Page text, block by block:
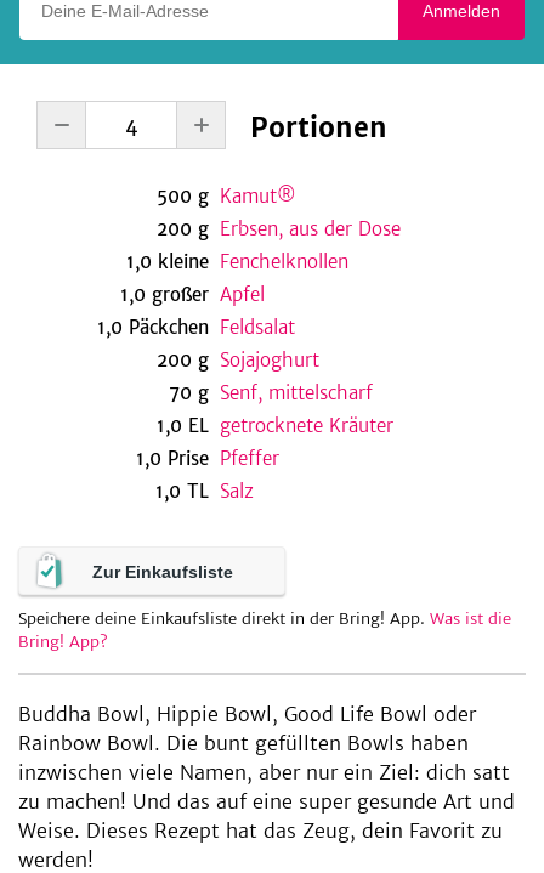
Anmelden
Portionen
500 g Kamut®
200 g Erbsen, aus der Dose
1,0 kleine Fenchelknollen
1,0 großer Apfel
1,0 Päckchen Feldsalat
200 g Sojajoghurt
70 g Senf, mittelscharf
1,0 EL getrocknete Kräuter
1,0 Prise Pfeffer
1,0 TL Salz
Zur Einkaufsliste
Speichere deine Einkaufsliste direkt in der Bring! App. Was ist die
Bring! App?
Buddha Bowl, Hippie Bowl, Good Life Bowl oder
Rainbow Bowl. Die bunt gefüllten Bowls haben
inzwischen viele Namen, aber nur ein Ziel: dich satt
zu machen! Und das auf eine super gesunde Art und
Weise. Dieses Rezept hat das Zeug, dein Favorit zu
werden!